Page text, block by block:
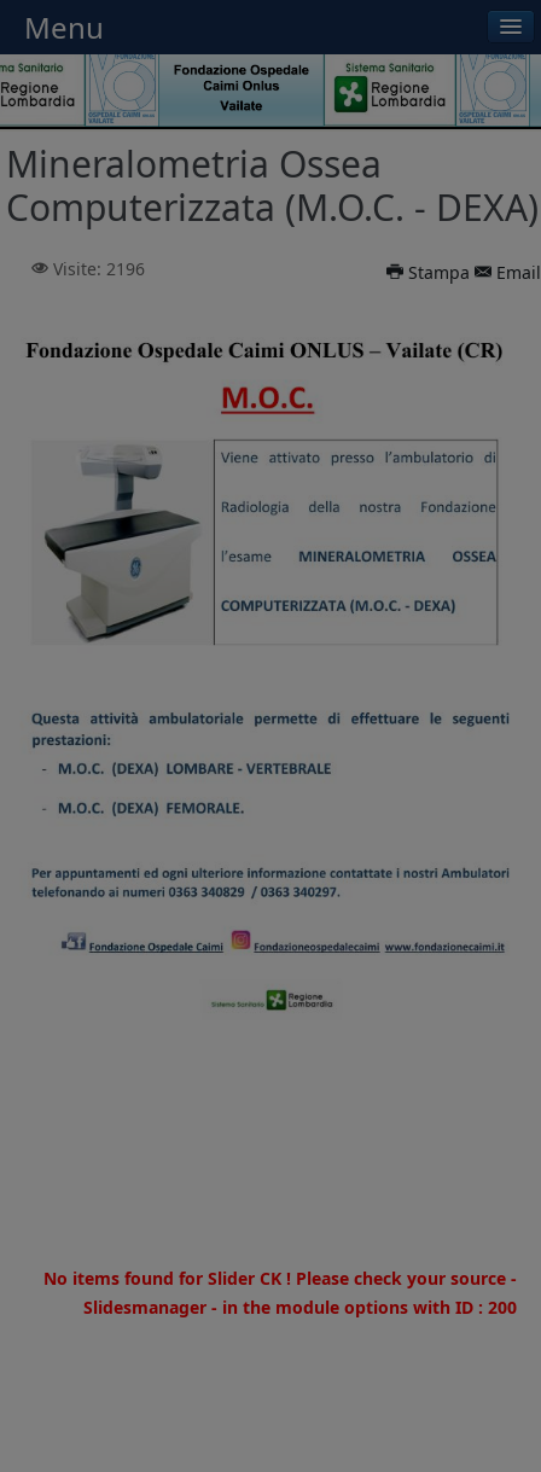
Mineralometria Ossea
Computerizzata (M.O.C. - DEXA)
Stampa Email
Visite: 2196
No items found for Slider CK ! Please check your source -
Slidesmanager - in the module options with ID : 200
Menu
Menu